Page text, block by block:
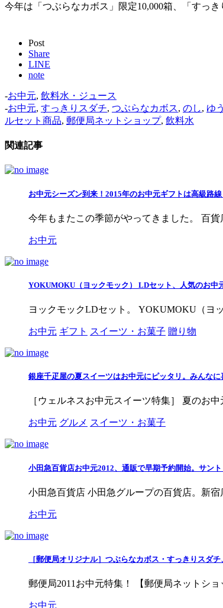
今年は「つぶらなカボス」限定10,000箱、「すっき
Post
Share
LINE
note
-お中元, 飲料水・ジュース
-お中元, すっきりスダチ, つぶらなカボス, のし, ゆ
ルセット商品, 郵便局ネットショップ, 飲料水
関連記事
お中元シーズン到来！2015年のお中元ギフトは高級路線
今年もまたこの季節がやってきました。 百
お中元
YOKUMOKU（ヨックモック） LDセット、人気のお中
ヨックモックLDセット。 YOKUMOKU（ヨ
お中元 ギフト スイーツ・お菓子 贈り物
銀座千疋屋の夏スイーツはお中元にピッタリ。みんなに
［ウェルネスお中元スイーツ特集］ 夏のお
お中元 グルメ スイーツ・お菓子
小田急百貨店お中元2012、通販で早期予約開始。サン
小田急百貨店 小田急グループの百貨店。新
お中元
［郵便局オリジナル］つぶらなカボス・すっきりスダ
郵便局2011お中元特集！ 【郵便局ネットシ
お中元